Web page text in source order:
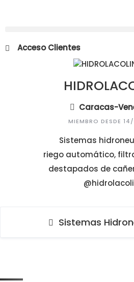
Acceso Clientes
Caracas-
MIEMBRO DESDE
Sistemas
riego automático,
destapados de
Sistemas